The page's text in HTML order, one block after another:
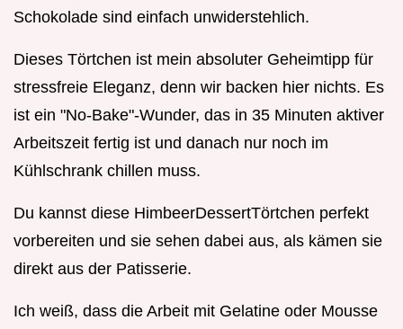
Schokolade sind einfach unwiderstehlich.
Dieses Törtchen ist mein absoluter Geheimtipp für
stressfreie Eleganz, denn wir backen hier nichts. Es
ist ein "No-Bake"-Wunder, das in 35 Minuten aktiver
Arbeitszeit fertig ist und danach nur noch im
Kühlschrank chillen muss.
Du kannst diese HimbeerDessertTörtchen perfekt
vorbereiten und sie sehen dabei aus, als kämen sie
direkt aus der Patisserie.
Ich weiß, dass die Arbeit mit Gelatine oder Mousse